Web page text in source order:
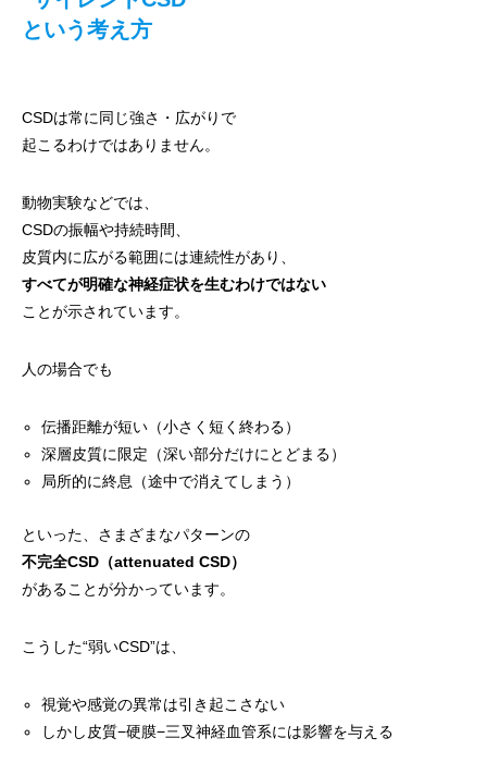
という考え方
CSDは常に同じ強さ・広がりで
起こるわけではありません。
動物実験などでは、
CSDの振幅や持続時間、
皮質内に広がる範囲には連続性があり、
すべてが明確な神経症状を生むわけではない
ことが示されています。
人の場合でも
伝播距離が短い（小さく短く終わる）
深層皮質に限定（深い部分だけにとどまる）
局所的に終息（途中で消えてしまう）
といった、さまざまなパターンの
不完全CSD（attenuated CSD）
があることが分かっています。
こうした“弱いCSD”は、
視覚や感覚の異常は引き起こさない
しかし皮質−硬膜−三叉神経血管系には影響を与える